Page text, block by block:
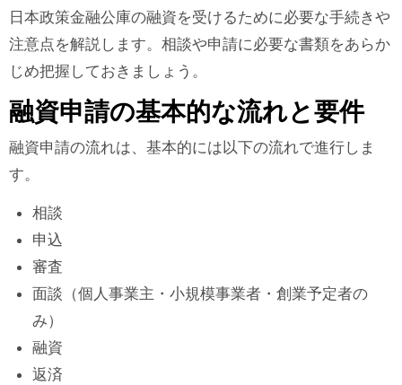
日本政策金融公庫の融資を受けるために必要な手続きや
注意点を解説します。相談や申請に必要な書類をあらか
じめ把握しておきましょう。
融資申請の基本的な流れと要件
融資申請の流れは、基本的には以下の流れで進行しま
す。
相談
申込
審査
面談（個人事業主・小規模事業者・創業予定者の
み）
融資
返済